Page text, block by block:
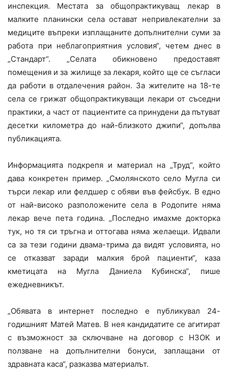
инспекция. Местата за общопрактикуващ лекар в
малките планински села остават непривлекателни за
медиците въпреки изплащаните допълнителни суми за
работа при неблагоприятния условия“, четем днес в
„Стандарт“. „Селата обикновено предоставят
помещения и за жилище за лекаря, който ще се съгласи
да работи в отдалечения район. За жителите на 18-те
села се грижат общопрактикуващи лекари от съседни
практики, а част от пациентите са принудени да пътуват
десетки километра до най-близкото джипи“, допълва
публикацията.
Информацията подкрепя и материал на „Труд“, който
дава конкретен пример. „Смолянското село Мугла си
търси лекар или фелдшер с обяви във фейсбук. В едно
от най-високо разположените села в Родопите няма
лекар вече пета година. „Последно имахме докторка
тук, но тя си тръгна и оттогава няма желаещи. Идвали
са за тези години двама-трима да видят условията, но
се отказват заради малкия брой пациенти“, каза
кметицата на Мугла Даниела Кубинска“, пише
ежедневникът.
„Обявата в интернет последно е публикувал 24-
годишният Матей Матев. В нея кандидатите се агитират
с възможност за сключване на договор с НЗОК и
ползване на допълнителни бонуси, заплащани от
здравната каса“, разказва материалът.